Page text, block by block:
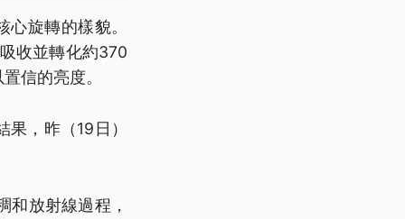
旋轉的樣貌。
收並轉化約370
信的亮度。
，昨（19日）
和放射線過程，